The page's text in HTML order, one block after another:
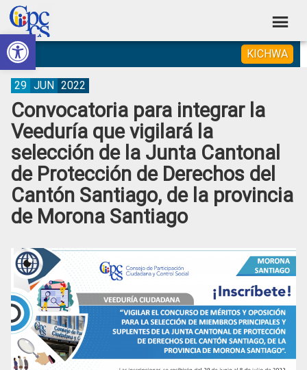
Abrir barra de herramientas
Skip
to
primary
navigation
Skip
to
main
content
Skip
to
primary
sidebar
Skip
to
footer
Consejo
de
Participación
Ciudadana
Control
Social
Construyendo
Poder
Ciudadano
KICHWA
Convocatoria para integrar la
Veeduría que vigilará la
selección de la Junta Cantonal
de Protección de Derechos del
Cantón Santiago, de la provincia
de Morona Santiago
29 JUN 2022